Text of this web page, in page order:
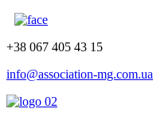
+38 067 405 43 15
info@association-mg.com.ua